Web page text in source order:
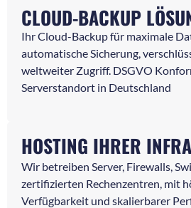
CLOUD-BACKUP
Ihr Cloud-Backup für maximale
automatische Sicherung,
weltweiter Zugriff. DSGVO
Serverstandort in Deutschland
HOSTING IHRER
Wir betreiben Server, Firewalls,
zertifizierten Rechenzentren, mit
Verfügbarkeit und skalierbarer